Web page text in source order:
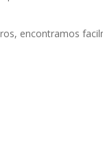
encontramos